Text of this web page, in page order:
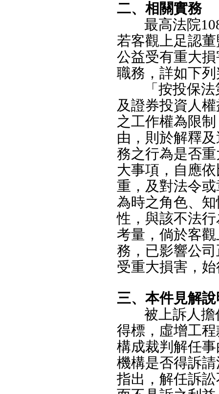
二、相關實務
最高法院
若客觀上足認
公益受有重大
職務，詳如下
「按投保
及證券投資人
之工作權為限
由，則於解釋
務之行為是否
大事項，自應
重，及對法令
為時之角色、
性，與該不法
考量，倘於客
務，已影響公
受重大損害，
三、本件見解
被上訴人
得標，虛增工
構成裁判解任
機構是否得訴
指出，解任訴